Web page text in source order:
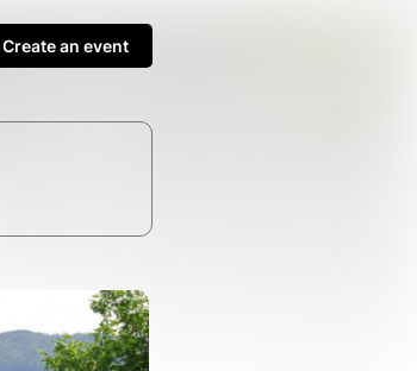
Create an event